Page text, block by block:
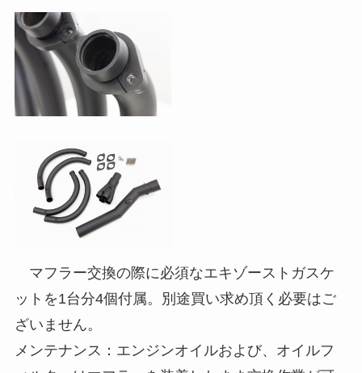
マフラー交換の際に必須なエキゾーストガスケ
ットを1台分4個付属。別途買い求め頂く必要はご
ざいません。
メンテナンス：エンジンオイルおよび、オイルフ